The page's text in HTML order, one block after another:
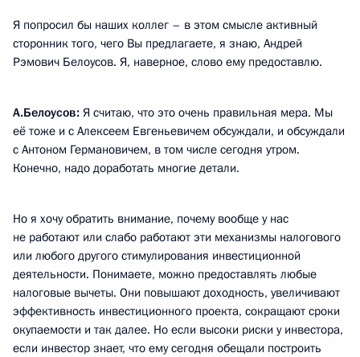
Я попросил бы наших коллег – в этом смысле активный
сторонник того, чего Вы предлагаете, я знаю, Андрей
Рэмович Белоусов. Я, наверное, слово ему предоставлю.
А.Белоусов: Я считаю, что это очень правильная мера. Мы
её тоже и с Алексеем Евгеньевичем обсуждали, и обсуждали
с Антоном Германовичем, в том числе сегодня утром.
Конечно, надо доработать многие детали.
Но я хочу обратить внимание, почему вообще у нас
не работают или слабо работают эти механизмы налогового
или любого другого стимулирования инвестиционной
деятельности. Понимаете, можно предоставлять любые
налоговые вычеты. Они повышают доходность, увеличивают
эффективность инвестиционного проекта, сокращают сроки
окупаемости и так далее. Но если высоки риски у инвестора,
если инвестор знает, что ему сегодня обещали построить